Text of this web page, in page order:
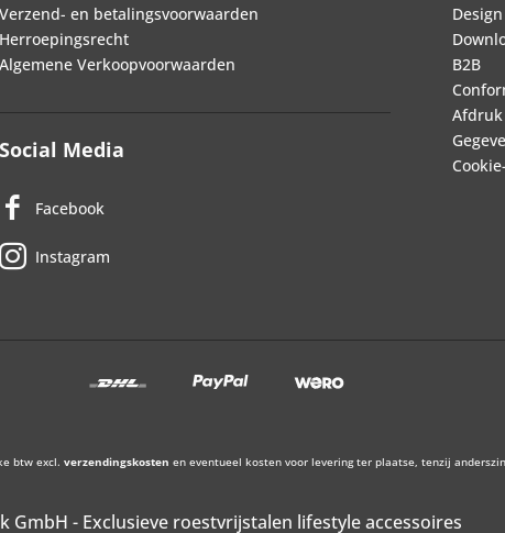
Verzend- en betalingsvoorwaarden
Herroepingsrecht
Algemene Verkoopvoorwaarden
Social Media
Facebook
Instagram
Design
B2B
Afdruk
btw excl. verzendingskosten en eventueel kosten voor levering ter plaatse, tenzij
GmbH - Exclusieve roestvrijstalen lifestyle accessoires